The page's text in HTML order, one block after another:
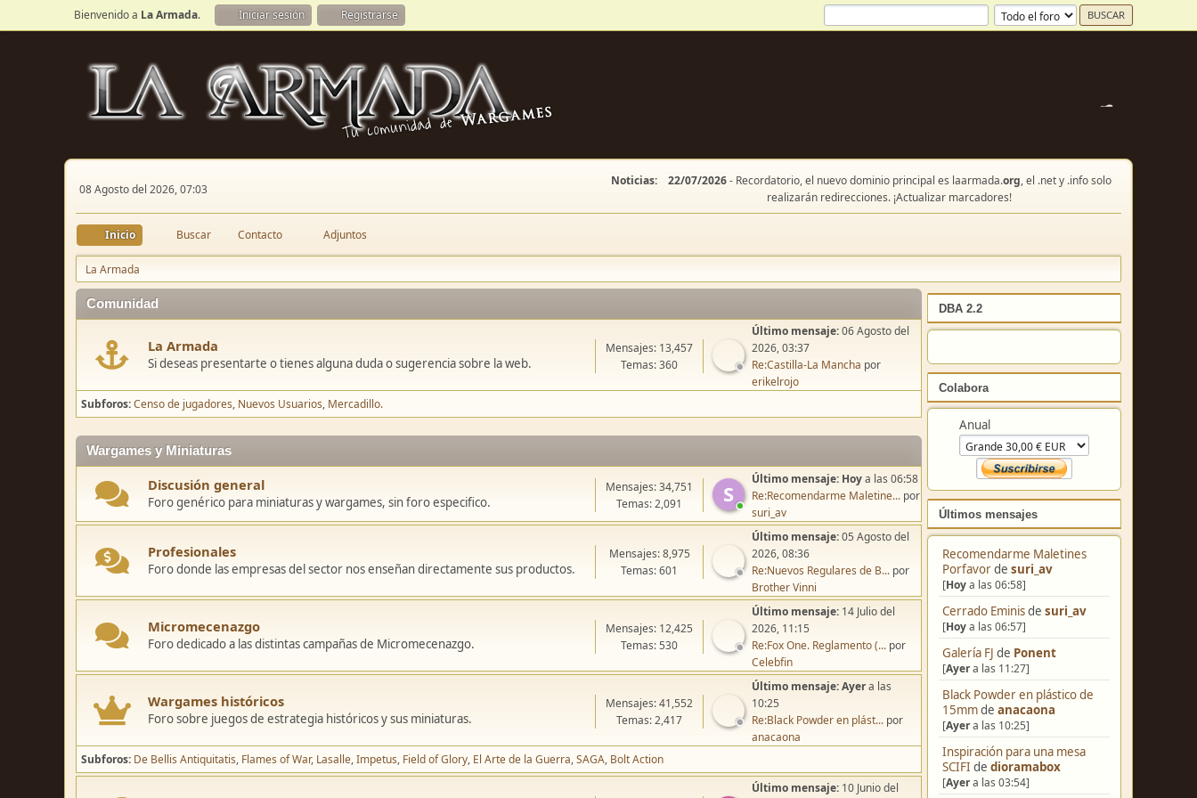
Bienvenido a La Armada. Iniciar sesión Registrarse
08 Agosto del 2026, 07:03
Noticias: 22/07/2026- Recordatorio, el nuevo dominio principal es laarmada.org, el .net y .info solo
realizarán redirecciones. ¡Actualizar marcadores!
Inicio Buscar Contacto Adjuntos
La Armada
DBA 2.2
Colabora
Anual
Últimos mensajes
Recomendarme Maletines
Porfavor desuri_av
[Hoya las 06:58]
Cerrado Eminisde
[Hoya las 06:57]
Galería FJdePonent
[Ayer a las 11:27]
Black Powder en plástico de
15mmdeanacaona
[Ayer a las 10:25]
Comunidad
La Armada
Si deseas presentarte o tienes alguna duda o sugerencia sobre la web.
Mensajes: 13,457
Temas: 360
Último mensaje:06 Agosto del
2026, 03:37
Re:Castilla-La Mancha por
erikelrojo
Subforos Censo de jugadores Nuevos Usuarios Mercadillo.
Wargames y Miniaturas
S
Discusión general
Foro genérico para miniaturas y wargames, sin foro especifico.
Mensajes: 34,751
Temas: 2,091
Último mensaje: Hoya las 06:58
Re:Recomendarme Maletine... por
suri_av
Profesionales
Foro donde las empresas del sector nos enseñan directamente sus productos.
Mensajes: 8,975
Temas: 601
Último mensaje:05 Agosto del
2026, 08:36
Re:Nuevos Regulares de B... por
Brother Vinni
Micromecenazgo
Foro dedicado a las distintas campañas de Micromecenazgo.
Mensajes: 12,425
Temas: 530
Último mensaje: 14 Julio del
2026, 11:15
Re:Fox One. Reglamento (... por
Celebfin
Wargames históricos
Foro sobre juegos de estrategia históricos y sus miniaturas.
Mensajes: 41,552
Temas: 2,417
Último mensaje:Ayera las
10:25
Re:Black Powder en plást... por
anacaona
Subforos De Bellis Antiquitatis Flames of War Lasalle Impetus Field of Glory El Arte de la Guerra SAGA Bolt Action
Último mensaje: 10 Junio del